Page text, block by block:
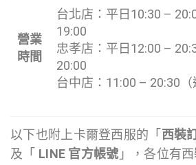
營業
時間
台北店：平日10:30 –
19:00
忠孝店：平日12:00 –
20:00
台中店：11:00 – 20:30（
以下也附上卡爾登西服的「 西裝
及「 LINE 官方帳號 」，各位有